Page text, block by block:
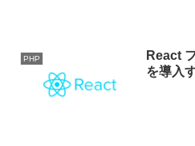
PHP
React
を導入